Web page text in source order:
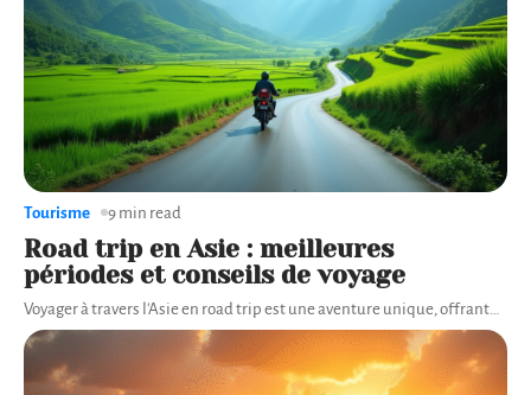
Road trip en Asie : meilleures
périodes et conseils de voyage
Voyager à travers l'Asie en road trip est une aventure unique, offrant
Tourisme 9 min read